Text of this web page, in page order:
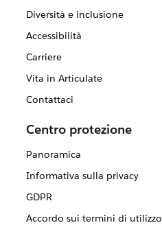
Diversità e inclusione
Accessibilità
Carriere
Vita in Articulate
Contattaci
Centro protezione
Panoramica
Informativa sulla privacy
GDPR
Accordo sui termini di utilizzo